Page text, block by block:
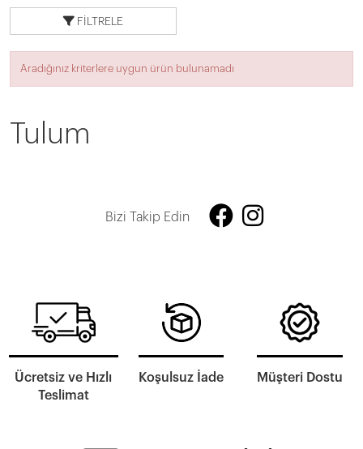
FILTRELE
Aradığınız kriterlere uygun ürün bulunamadı
Tulum
Bizi Takip Edin
Ücretsiz ve Hızlı
Teslimat
Koşulsuz İade Müşteri Dostu